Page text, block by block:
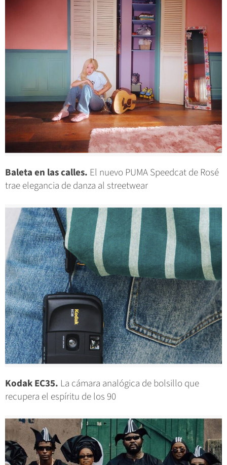
Baleta en las calles. El nuevo PUMA Speedcat de Rosé
trae elegancia de danza al streetwear
Kodak EC35. La cámara analógica de bolsillo que
recupera el espíritu de los 90